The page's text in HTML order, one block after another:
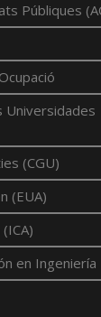
Públiques
Universidades
(CGU)
(EUA)
en Ingeniería